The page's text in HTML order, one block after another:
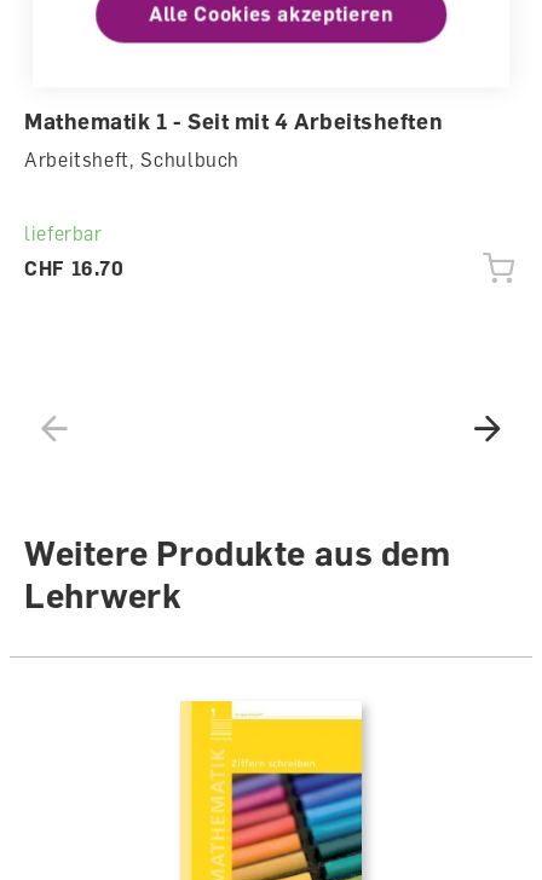
Mathematik 1 - Seit mit 4 Arbeitsheften
Arbeitsheft, Schulbuch
lieferbar
CHF 16.70
Weitere Produkte aus dem
Lehrwerk
Alle Cookies akzeptieren